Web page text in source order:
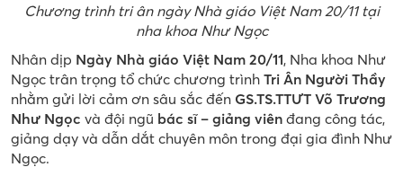
Chương trình tri ân ngày Nhà giáo Việt Nam 20/11 tại
nha khoa Như Ngọc
Nhân dịp Ngày Nhà giáo Việt Nam 20/11, Nha khoa Như
Ngọc trân trọng tổ chức chương trình Tri Ân Người Thầy
nhằm gửi lời cảm ơn sâu sắc đến GS.TS.TTƯT Võ Trương
Như Ngọc và đội ngũ bác sĩ – giảng viên đang công tác,
giảng dạy và dẫn dắt chuyên môn trong đại gia đình Như
Ngọc.